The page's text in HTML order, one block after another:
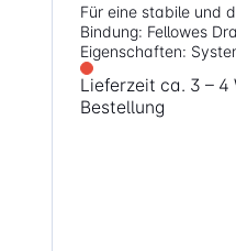
Für eine stabile und
Bindung: Fellowes
Eigenschaften: System: 34 Ringe - 3:1
Teilung Durchmesser: 10 mm Format:
DIN A4 Bindekapazität: 35 Blatt
Lieferzeit ca. 3 – 4
Bestellung